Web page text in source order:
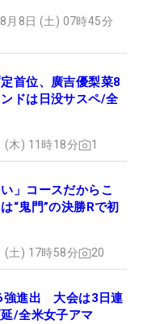
月8日 (土) 07時45分
首位、廣吉優梨菜8
ドは日没サスペ/全
(木) 11時18分 1
い」コースだからこ
“鬼門”の決勝Rで初
(土) 17時58分 20
強進出 大会は3日連
/全米女子アマ